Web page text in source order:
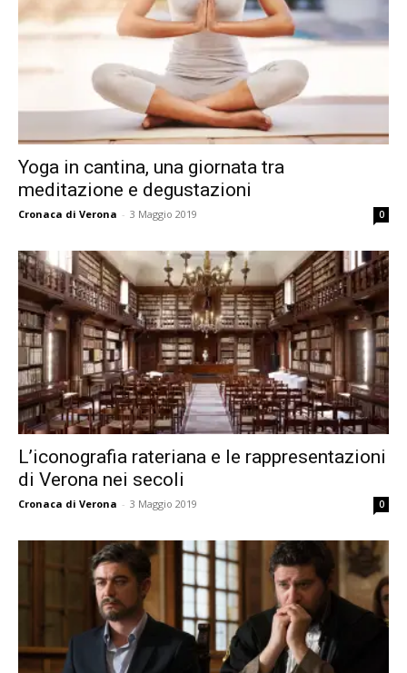
Yoga in cantina, una giornata tra
meditazione e degustazioni
Cronaca di Verona - 3 Maggio 2019 0
L’iconografia rateriana e le rappresentazioni
di Verona nei secoli
Cronaca di Verona - 3 Maggio 2019 0